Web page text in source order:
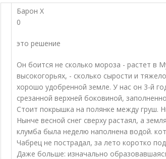
Барон Х
0
это решение
Он боится не сколько мороза - растет в
высокогорьях, - сколько сырости и
хорошо удобренной земле. У нас он 3-й
срезанной верхней боковиной,
Стоит покрышка на полянке между груш.
Нынче весной снег сверху растаял, а
клумба была неделю наполнена водой.
Чабрец не пострадал, за лето коротко
Даже больше: изначально